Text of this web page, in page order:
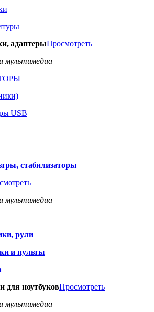
адаптерыПросмотреть
мультимедиа
USB
стабилизаторы
мультимедиа
рули
и пульты
для ноутбуковПросмотреть
мультимедиа